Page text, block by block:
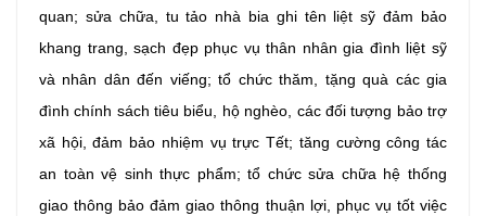
quan; sửa chữa, tu tảo nhà bia ghi tên liệt sỹ đảm bảo
khang trang, sạch đẹp phục vụ thân nhân gia đình liệt sỹ
và nhân dân đến viếng; tổ chức thăm, tặng quà các gia
đình chính sách tiêu biểu, hộ nghèo, các đối tượng bảo trợ
xã hội, đảm bảo nhiệm vụ trực Tết; tăng cường công tác
an toàn vệ sinh thực phẩm; tổ chức sửa chữa hệ thống
giao thông bảo đảm giao thông thuận lợi, phục vụ tốt việc